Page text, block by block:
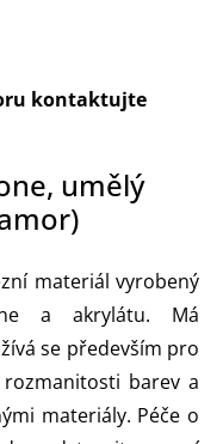
kontaktujte
umělý
materiál vyrobený
a akrylátu. Má
se především pro
barev a
materiály. Péče o